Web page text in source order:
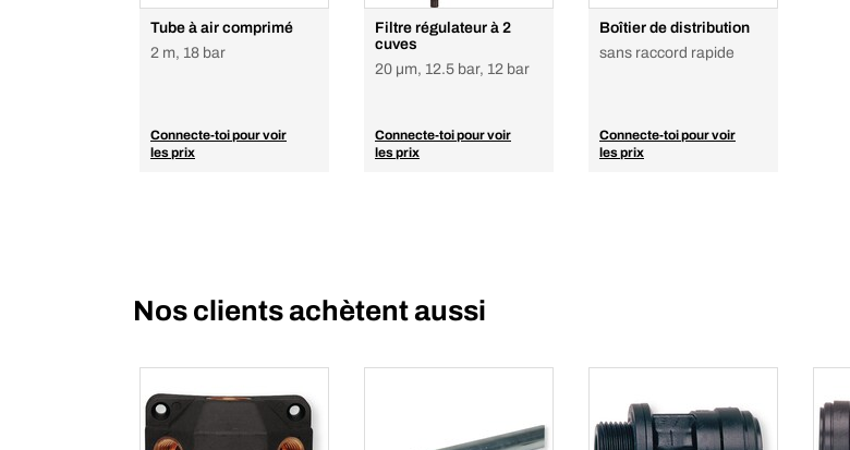
Tube à air comprimé
2 m, 18 bar
Connecte-toi pour voir
les prix
Filtre régulateur à 2
cuves
20 µm, 12.5 bar, 12 bar
Connecte-toi pour voir
les prix
Boîtier de distribution
sans raccord rapide
Connecte-toi pour voir
les prix
Nos clients achètent aussi